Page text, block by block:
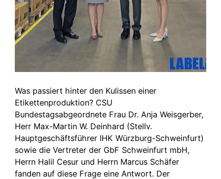
Was passiert hinter den Kulissen einer
Etikettenproduktion? CSU
Bundestagsabgeordnete Frau Dr. Anja Weisgerber,
Herr Max-Martin W. Deinhard (Stellv.
Hauptgeschäftsführer IHK Würzburg-Schweinfurt)
sowie die Vertreter der GbF Schweinfurt mbH,
Herrn Halil Cesur und Herrn Marcus Schäfer
fanden auf diese Frage eine Antwort. Der